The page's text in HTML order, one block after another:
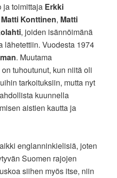
ja toimittaja Erkki
Matti Konttinen, Matti
, joiden isännöimänä
lähetettiin. Vuodesta 1974
. Muutama
tuhoutunut, kun niitä oli
tarkoituksiin, mutta nyt
kuunnella
aistien kautta ja
englanninkielisiä, joten
Suomen rajojen
siihen myös itse, niin